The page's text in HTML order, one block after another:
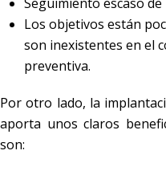
Los objetivos están
son inexistentes en el
preventiva.
Por otro lado, la
aporta unos claros
son: